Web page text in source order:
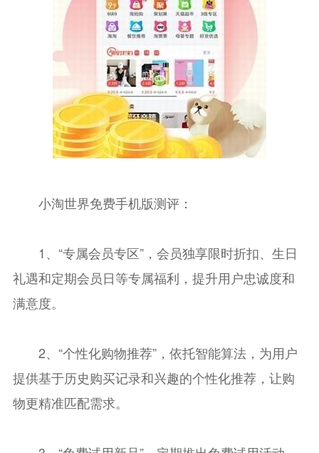
小淘世界免费手机版测评：
1、“专属会员专区”，会员独享限时折扣、生日
礼遇和定期会员日等专属福利，提升用户忠诚度和
满意度。
2、“个性化购物推荐”，依托智能算法，为用户
提供基于历史购买记录和兴趣的个性化推荐，让购
物更精准匹配需求。